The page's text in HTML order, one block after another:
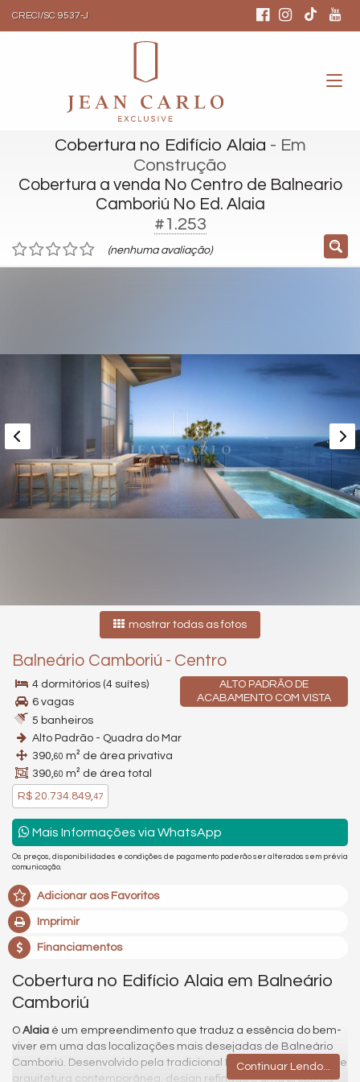
CRECI/SC 9537-J
Cobertura no Edifício Alaia - Em
Construção
Cobertura a venda No Centro de Balneario
Camboriú No Ed. Alaia
#1.253
(nenhuma avaliação)
mostrar todas as fotos
Balneário Camboriú - Centro
ALTO PADRÃO DE
ACABAMENTO COM VISTA
4 dormitórios (4 suítes)
6 vagas
5 banheiros
Alto Padrão - Quadra do Mar
390,60 m² de área privativa
390,60 m² de área total
R$ 20.734.849,47
Mais Informações via WhatsApp
Os preços, disponibilidades e condições de pagamento poderão ser alterados sem prévia
comunicação.
Adicionar aos Favoritos
Imprimir
Financiamentos
Cobertura no Edifício Alaia em Balneário
Camboriú
O Alaia é um empreendimento que traduz a essência do bem-
viver em uma das localizações mais desejadas de Balneário
Camboriú. Desenvolvido pela tradicional Embraed, o projeto une
arquitetura contemporânea, design refinado e uma proposta
Continuar Lendo...